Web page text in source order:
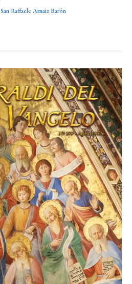
San Raffaele Arnaiz Barón